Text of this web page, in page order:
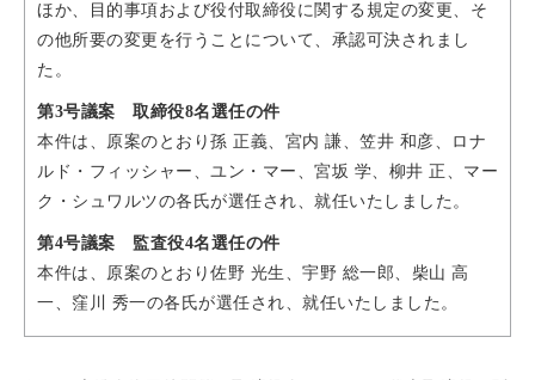
ほか、目的事項および役付取締役に関する規定の変更、そ
の他所要の変更を行うことについて、承認可決されまし
た。
第3号議案 取締役8名選任の件
本件は、原案のとおり孫 正義、宮内 謙、笠井 和彦、ロナ
ルド・フィッシャー、ユン・マー、宮坂 学、柳井 正、マー
ク・シュワルツの各氏が選任され、就任いたしました。
第4号議案 監査役4名選任の件
本件は、原案のとおり佐野 光生、宇野 総一郎、柴山 高
一、窪川 秀一の各氏が選任され、就任いたしました。